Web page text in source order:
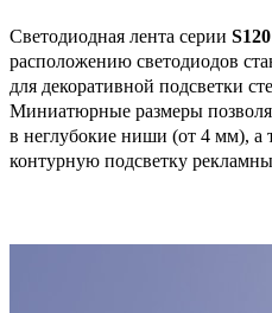
Светодиодная лента серии S120
расположению светодиодов
для декоративной подсветки
Миниатюрные размеры
в неглубокие ниши (от 4 мм), а
контурную подсветку